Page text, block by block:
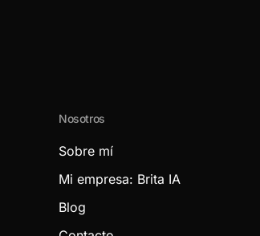
Nosotros
Sobre mí
Mi empresa: Brita IA
Blog